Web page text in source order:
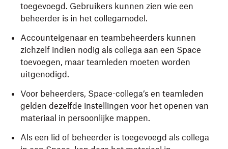
toegevoegd. Gebruikers kunnen zien wie een
beheerder is in het collegamodel.
Accounteigenaar en teambeheerders kunnen
zichzelf indien nodig als collega aan een Space
toevoegen, maar teamleden moeten worden
uitgenodigd.
Voor beheerders, Space-collega’s en teamleden
gelden dezelfde instellingen voor het openen van
materiaal in persoonlijke mappen.
Als een lid of beheerder is toegevoegd als collega